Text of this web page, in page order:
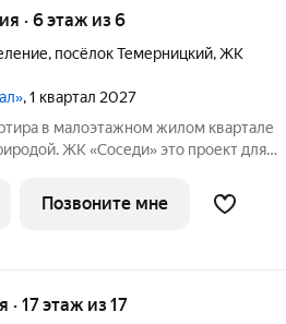
· 6 этаж из 6
, посёлок Темерницкий,ЖК
, 1 квартал 2027
«Соседи» это проект для
расположен в п. Темерницкий и
Позвоните мне
· 17 этаж из 17